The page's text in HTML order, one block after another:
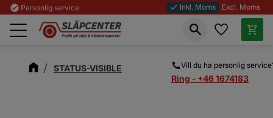
Meny
check_circle Personlig service done Inkl. Moms Excl. Moms
Vill du ha personlig
Ring - +46 1674183
Favoriter
STATUS-VISIBLE